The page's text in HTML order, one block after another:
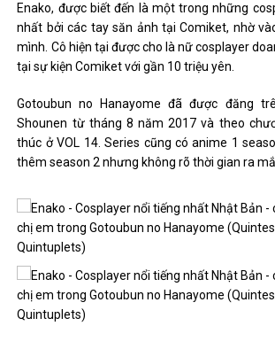
Enako, được biết đến là một trong những
nhất bởi các tay săn ảnh tại Comiket, nhờ
mình. Cô hiện tại được cho là nữ cosplayer
tại sự kiện Comiket với gần 10 triệu yên.
Gotoubun no Hanayome đã được đăng
Shounen từ tháng 8 năm 2017 và theo
thúc ở VOL 14. Series cũng có anime 1
thêm season 2 nhưng không rõ thời gian ra